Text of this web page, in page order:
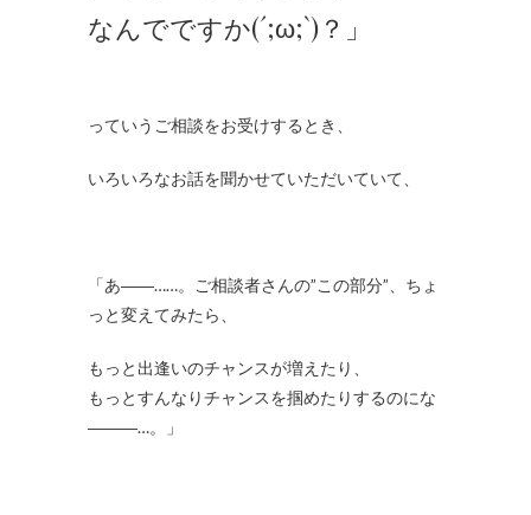
なんでですか(´;ω;`)？」
っていうご相談をお受けするとき、
いろいろなお話を聞かせていただいていて、
「あ――……。ご相談者さんの”この部分”、ちょ
っと変えてみたら、
もっと出逢いのチャンスが増えたり、
もっとすんなりチャンスを掴めたりするのにな
―――…。」